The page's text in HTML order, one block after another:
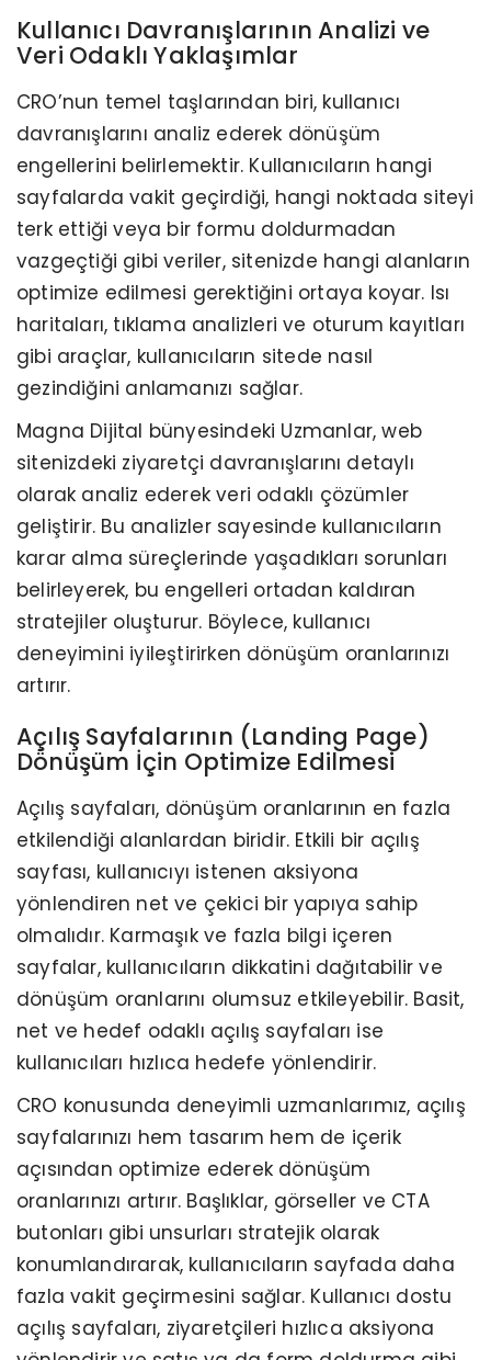
Kullanıcı Davranışlarının Analizi ve
Veri Odaklı Yaklaşımlar
CRO’nun temel taşlarından biri, kullanıcı
davranışlarını analiz ederek dönüşüm
engellerini belirlemektir. Kullanıcıların hangi
sayfalarda vakit geçirdiği, hangi noktada siteyi
terk ettiği veya bir formu doldurmadan
vazgeçtiği gibi veriler, sitenizde hangi alanların
optimize edilmesi gerektiğini ortaya koyar. Isı
haritaları, tıklama analizleri ve oturum kayıtları
gibi araçlar, kullanıcıların sitede nasıl
gezindiğini anlamanızı sağlar.
Magna Dijital bünyesindeki Uzmanlar, web
sitenizdeki ziyaretçi davranışlarını detaylı
olarak analiz ederek veri odaklı çözümler
geliştirir. Bu analizler sayesinde kullanıcıların
karar alma süreçlerinde yaşadıkları sorunları
belirleyerek, bu engelleri ortadan kaldıran
stratejiler oluşturur. Böylece, kullanıcı
deneyimini iyileştirirken dönüşüm oranlarınızı
artırır.
Açılış Sayfalarının (Landing Page)
Dönüşüm İçin Optimize Edilmesi
Açılış sayfaları, dönüşüm oranlarının en fazla
etkilendiği alanlardan biridir. Etkili bir açılış
sayfası, kullanıcıyı istenen aksiyona
yönlendiren net ve çekici bir yapıya sahip
olmalıdır. Karmaşık ve fazla bilgi içeren
sayfalar, kullanıcıların dikkatini dağıtabilir ve
dönüşüm oranlarını olumsuz etkileyebilir. Basit,
net ve hedef odaklı açılış sayfaları ise
kullanıcıları hızlıca hedefe yönlendirir.
CRO konusunda deneyimli uzmanlarımız, açılış
sayfalarınızı hem tasarım hem de içerik
açısından optimize ederek dönüşüm
oranlarınızı artırır. Başlıklar, görseller ve CTA
butonları gibi unsurları stratejik olarak
konumlandırarak, kullanıcıların sayfada daha
fazla vakit geçirmesini sağlar. Kullanıcı dostu
açılış sayfaları, ziyaretçileri hızlıca aksiyona